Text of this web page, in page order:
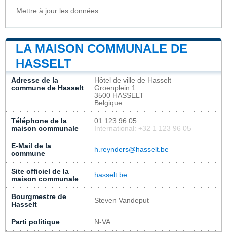
Mettre à jour les données
LA MAISON COMMUNALE DE
HASSELT
Adresse de la
commune de Hasselt
Hôtel de ville de Hasselt
Groenplein 1
3500 HASSELT
Belgique
Téléphone de la
maison communale
01 123 96 05
International: +32 1 123 96 05
E-Mail de la
commune
h.reynders@hasselt.be
Site officiel de la
maison communale
hasselt.be
Bourgmestre de
Hasselt
Steven Vandeput
Parti politique N-VA